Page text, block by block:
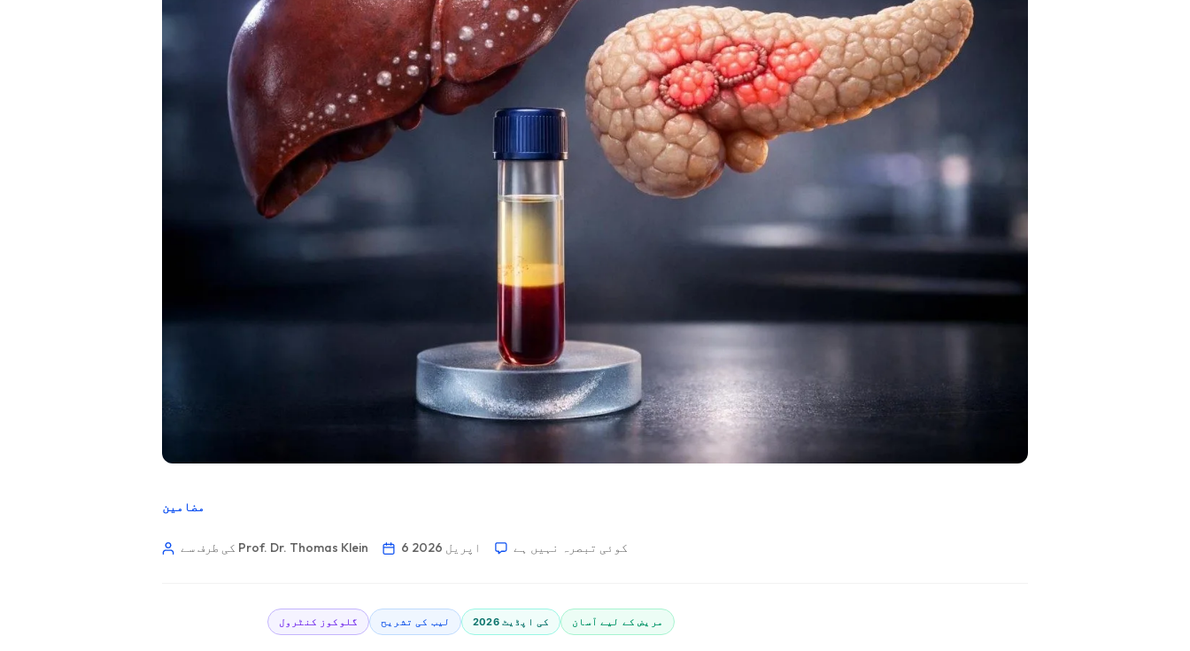
مضامین
کی طرف سے Prof. Dr. Thomas Klein 6 اپریل 2026 کوئی تبصرہ نہیں ہے
گلوکوز کنٹرول لیب کی تشریح 2026 کی اپڈیٹ مریض کے لیے آسان